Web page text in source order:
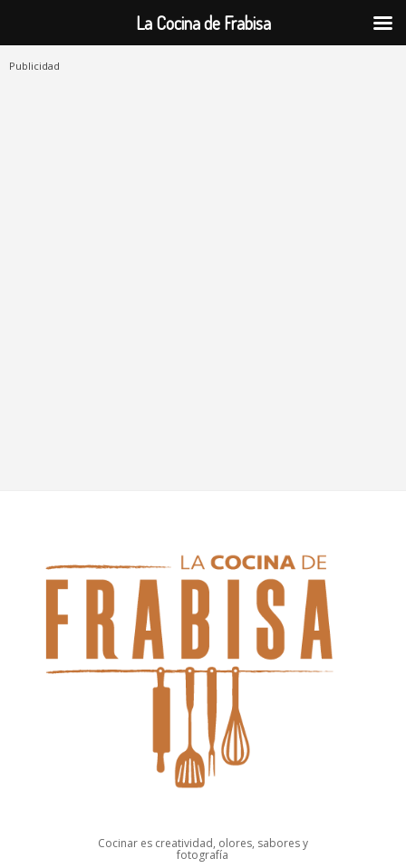
Publicidad
Cocinar es creatividad, olores, sabores y
fotografía
La Cocina de Frabisa